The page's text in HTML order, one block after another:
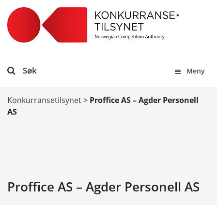
Søk Meny
Konkurransetilsynet> Proffice AS – Agder Personell
AS
Proffice AS – Agder Personell AS